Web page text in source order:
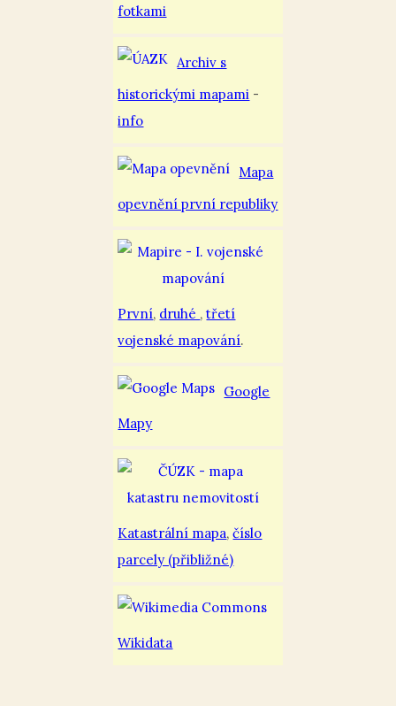
fotkami
Archiv s
historickými mapami -
info
Mapa
opevnění první republiky
První, druhé ,třetí
vojenské mapování.
Google
Mapy
Katastrální mapa,číslo
parcely (přibližné)
Wikidata